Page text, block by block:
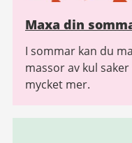
Maxa din
I sommar kan du
massor av kul
mycket mer.